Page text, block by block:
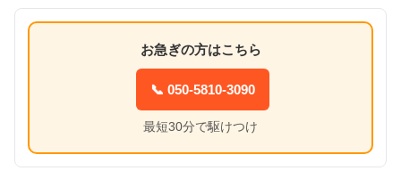
お急ぎの方はこちら
📞 050-5810-3090
最短30分で駆けつけ